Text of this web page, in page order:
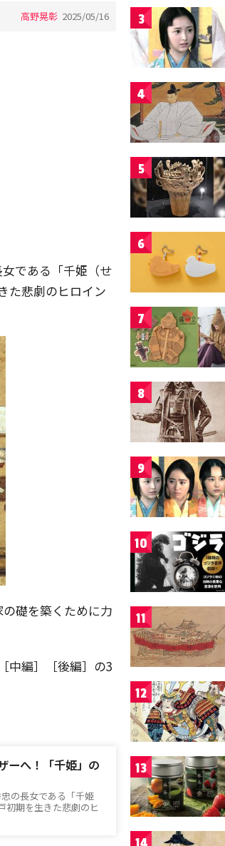
高野晃彰 2025/05/16
である「千姫（せ
た悲劇のヒロイン
礎を築くために力
中編］［後編］の3
ーへ！「千姫」の
の長女である「千姫
初期を生きた悲劇のヒ
3
4
5
6
7
8
9
10
11
12
13